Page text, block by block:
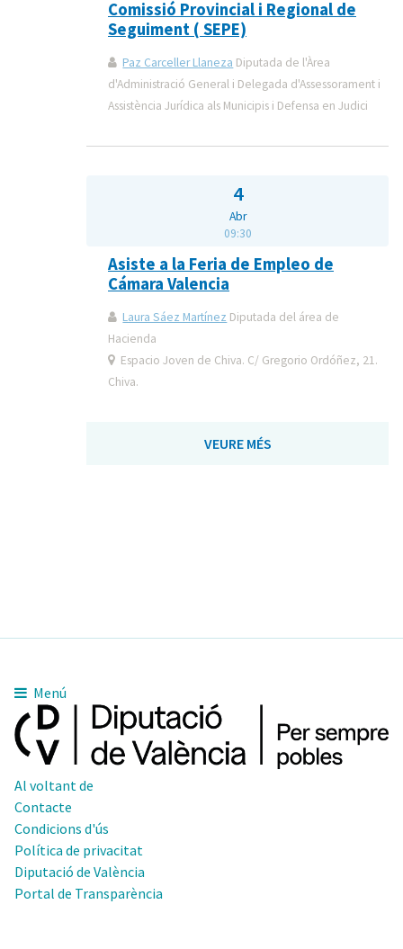
Comissió Provincial i Regional de
Seguiment ( SEPE)
Paz Carceller Llaneza Diputada de l'Àrea
d'Administració General i Delegada d'Assessorament i
Assistència Jurídica als Municipis i Defensa en Judici
4
Abr
09:30
Asiste a la Feria de Empleo de
Cámara Valencia
Laura Sáez Martínez Diputada del área de
Hacienda
Espacio Joven de Chiva. C/ Gregorio Ordóñez, 21.
Chiva.
VEURE MÉS
Menú
Al voltant de
Contacte
Condicions d'ús
Política de privacitat
Diputació de València
Portal de Transparència